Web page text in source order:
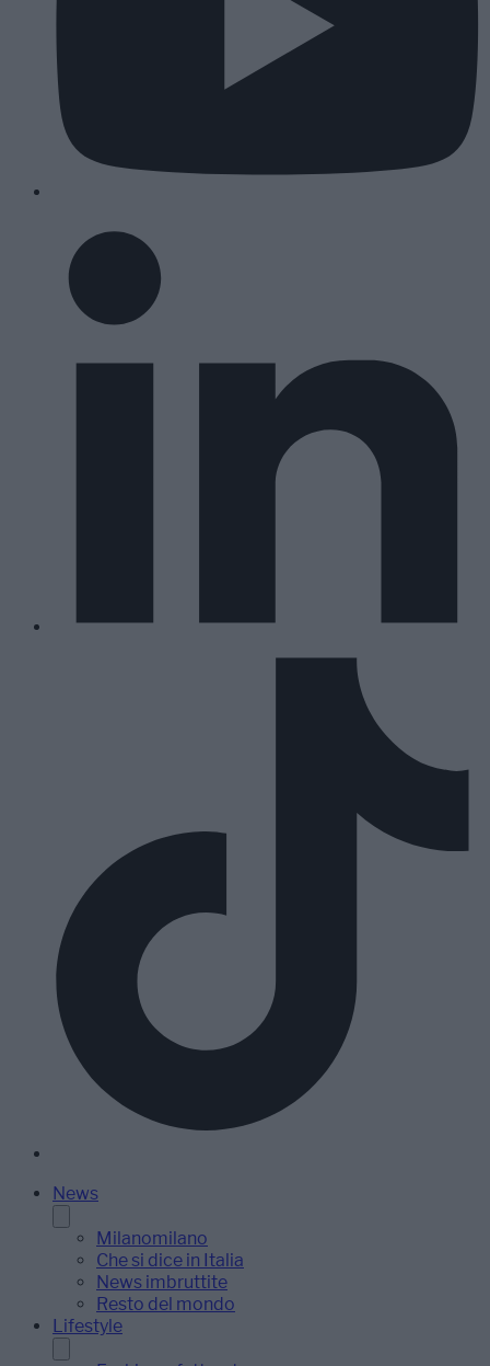
News
Milanomilano
Che si dice in Italia
News imbruttite
Resto del mondo
Lifestyle